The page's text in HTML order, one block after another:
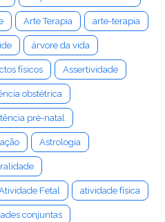
Arte Terapia arte-terapia
árvore da vida
físicos Assertividade
obstétrica
pré-natal
Astrologia
Fetal atividade física
conjuntas